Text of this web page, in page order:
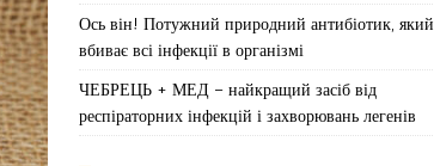
Ось він! Потужний природний антибіотик, який
вбиває всі інфекції в організмі
ЧЕБРЕЦЬ + МЕД – найкращий засіб від
респіраторних інфекцій і захворювань легенів